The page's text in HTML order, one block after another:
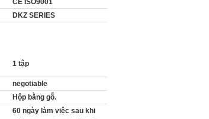
CE ISO9001
DKZ SERIES
1 tập
negotiable
Hộp bằng gỗ.
60 ngày làm việc sau khi